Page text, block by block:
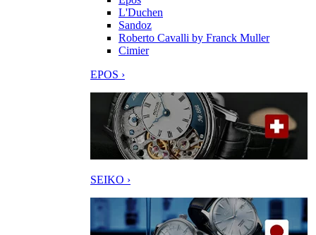
L'Duchen
Sandoz
Roberto Cavalli by Franck Muller
Cimier
EPOS ›
SEIKO ›